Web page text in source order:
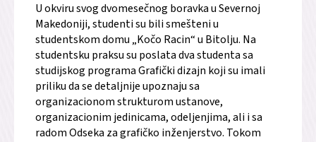
U okviru svog dvomesečnog boravka u Severnoj
Makedoniji, studenti su bili smešteni u
studentskom domu „Kočo Racin“ u Bitolju. Na
studentsku praksu su poslata dva studenta sa
studijskog programa Grafički dizajn koji su imali
priliku da se detaljnije upoznaju sa
organizacionom strukturom ustanove,
organizacionim jedinicama, odeljenjima, ali i sa
radom Odseka za grafičko inženjerstvo. Tokom